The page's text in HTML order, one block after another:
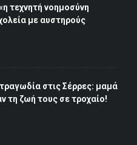
τεχνητή νοημοσύνη
με αυστηρούς
στις Σέρρες: μαμά
τη ζωή τους σε τροχαίο!